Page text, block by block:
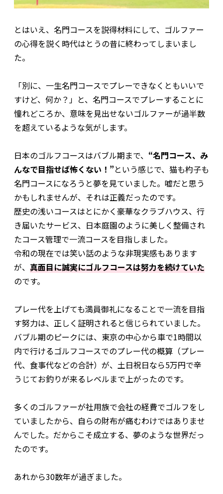
とはいえ、名門コースを説得材料にして、ゴルファー
の心得を説く時代はとうの昔に終わってしまいまし
た。
「別に、一生名門コースでプレーできなくともいいで
すけど、何か？」と、名門コースでプレーすることに
憧れどころか、意味を見出せないゴルファーが過半数
を超えているような気がします。
日本のゴルフコースはバブル期まで、 “名門コース、み
んなで目指せば怖くない！”という感じで、猫も杓子も
名門コースになろうと夢を見ていました。嘘だと思う
かもしれませんが、それは正義だったのです。
歴史の浅いコースはとにかく豪華なクラブハウス、行
き届いたサービス、日本庭園のように美しく整備され
たコース管理で一流コースを目指しました。
令和の現在では笑い話のような非現実感もあります
が、 真面目に誠実にゴルフコースは努力を続けていた
のです。
プレー代を上げても満員御礼になることで一流を目指
す努力は、正しく証明されると信じられていました。
バブル期のピークには、東京の中心から車で1時間以
内で行けるゴルフコースでのプレー代の概算（プレー
代、食事代などの合計）が、土日祝日なら5万円で辛
うじてお釣りが来るレベルまで上がったのです。
多くのゴルファーが社用族で会社の経費でゴルフをし
ていましたから、自らの財布が痛むわけではありませ
んでした。だからこそ成立する、夢のような世界だっ
たのです。
あれから30数年が過ぎました。